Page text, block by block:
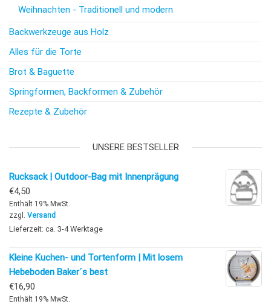
Weihnachten - Traditionell und modern
Backwerkzeuge aus Holz
Alles für die Torte
Brot & Baguette
Springformen, Backformen & Zubehör
Rezepte & Zubehör
UNSERE BESTSELLER
Rucksack | Outdoor-Bag mit Innenprägung
€4,50
Enthält 19% MwSt.
zzgl. Versand
Lieferzeit: ca. 3-4 Werktage
Kleine Kuchen- und Tortenform | Mit losem
Hebeboden Baker´s best
€16,90
Enthält 19% MwSt.